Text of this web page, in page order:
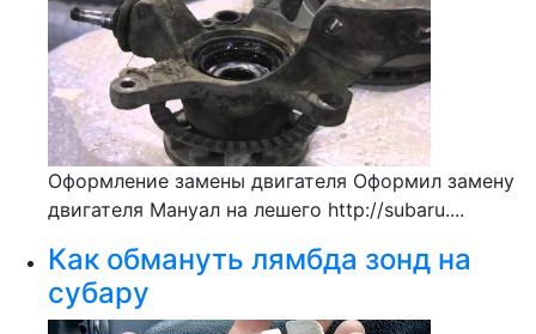
Оформление замены двигателя Оформил замену
двигателя Мануал на лешего http://subaru....
Как обмануть лямбда зонд на
субару